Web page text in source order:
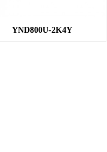
YND800U-2K4Y